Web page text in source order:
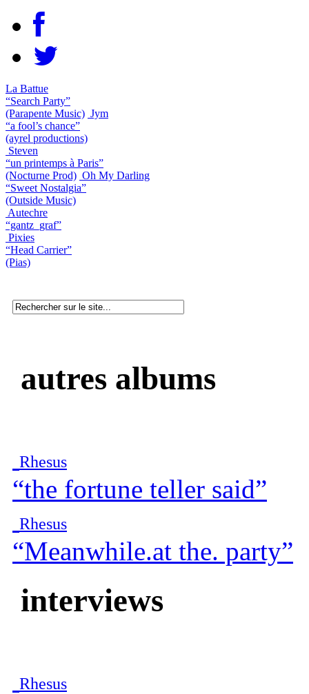
La Battue
“Search Party”
(Parapente Music) Jym
“a fool’s chance”
(ayrel productions)
Steven
“un printemps à Paris”
(Nocturne Prod) Oh My Darling
“Sweet Nostalgia”
(Outside Music)
Autechre
“gantz_graf”
Pixies
“Head Carrier”
(Pias)
autres albums
Rhesus
“the fortune teller said”
Rhesus
“Meanwhile.at the. party”
interviews
Rhesus